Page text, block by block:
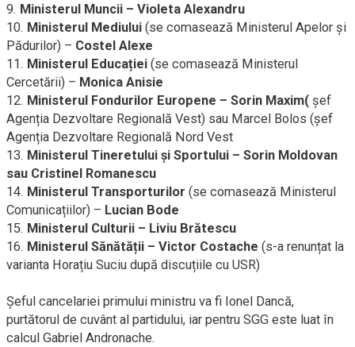
9. Ministerul Muncii – Violeta Alexandru
10. Ministerul Mediului (se comasează Ministerul Apelor și
Pădurilor) – Costel Alexe
11. Ministerul Educației (se comasează Ministerul
Cercetării) – Monica Anisie
12. Ministerul Fondurilor Europene – Sorin Maxim( șef
Agenția Dezvoltare Regională Vest) sau Marcel Bolos (șef
Agenția Dezvoltare Regională Nord Vest
13. Ministerul Tineretului și Sportului – Sorin Moldovan
sau Cristinel Romanescu
14. Ministerul Transporturilor (se comasează Ministerul
Comunicațiilor) – Lucian Bode
15. Ministerul Culturii – Liviu Brătescu
16. Ministerul Sănătății – Victor Costache (s-a renunțat la
varianta Horațiu Suciu după discuțiile cu USR)
Șeful cancelariei primului ministru va fi Ionel Dancă,
purtătorul de cuvânt al partidului, iar pentru SGG este luat în
calcul Gabriel Andronache.